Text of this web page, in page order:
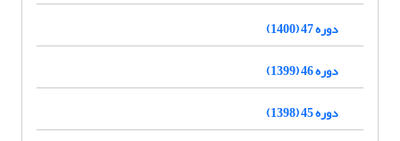
دوره 47 (1400)
دوره 46 (1399)
دوره 45 (1398)